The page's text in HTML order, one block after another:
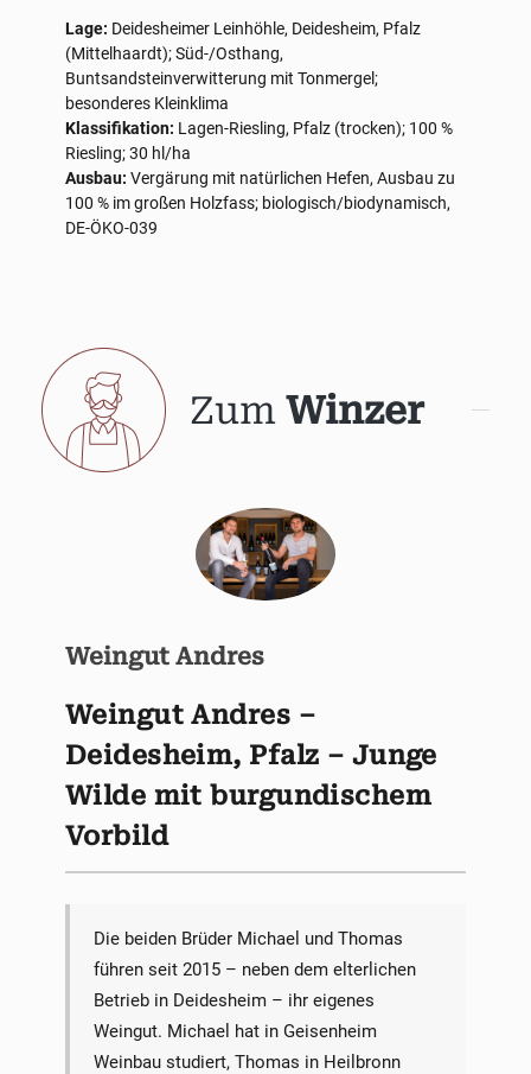
Lage: Deidesheimer Leinhöhle, Deidesheim, Pfalz
(Mittelhaardt); Süd-/Osthang,
Buntsandsteinverwitterung mit Tonmergel;
besonderes Kleinklima
Klassifikation: Lagen-Riesling, Pfalz (trocken); 100 %
Riesling; 30 hl/ha
Ausbau: Vergärung mit natürlichen Hefen, Ausbau zu
100 % im großen Holzfass; biologisch/biodynamisch,
DE-ÖKO-039
Zum Winzer
Weingut Andres
Weingut Andres –
Deidesheim, Pfalz – Junge
Wilde mit burgundischem
Vorbild
Die beiden Brüder Michael und Thomas
führen seit 2015 – neben dem elterlichen
Betrieb in Deidesheim – ihr eigenes
Weingut. Michael hat in Geisenheim
Weinbau studiert, Thomas in Heilbronn